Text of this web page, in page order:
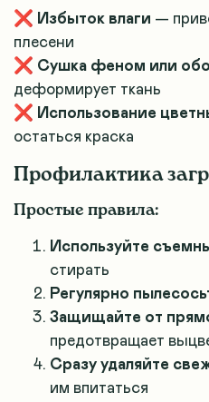
❌ Избыток влаги —
плесени
❌ Сушка феном или
деформирует ткань
❌ Использование
остаться краска
Профилактика
Простые правила:
Используйте
стирать
Регулярно
Защищайте от
предотвращает
Сразу удаляйте
им впитаться